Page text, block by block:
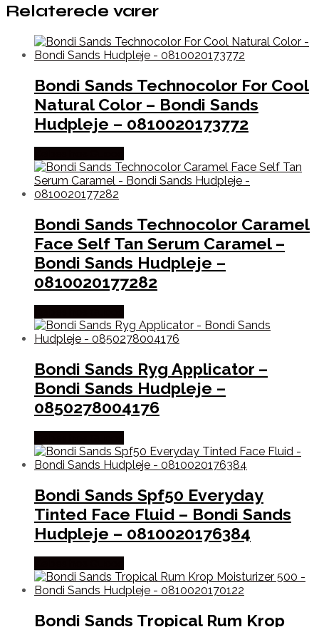
Relaterede varer
Bondi Sands Technocolor For Cool
Natural Color – Bondi Sands
Hudpleje – 0810020173772
Bondi Sands Technocolor Caramel
Face Self Tan Serum Caramel –
Bondi Sands Hudpleje –
0810020177282
Bondi Sands Ryg Applicator –
Bondi Sands Hudpleje –
0850278004176
Bondi Sands Spf50 Everyday
Tinted Face Fluid – Bondi Sands
Hudpleje – 0810020176384
Bondi Sands Tropical Rum Krop